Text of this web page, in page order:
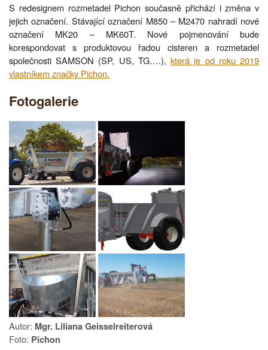
S redesignem rozmetadel Pichon současně přichází i změna v
jejich označení. Stávající označení M850 – M2470 nahradí nové
označení MK20 – MK60T. Nové pojmenování bude
korespondovat s produktovou řadou cisteren a rozmetadel
společnosti SAMSON (SP, US, TG….),která je od roku 2019
vlastníkem značky Pichon.
Fotogalerie
Autor: Mgr. Liliana Geisselreiterová
Foto: Pichon